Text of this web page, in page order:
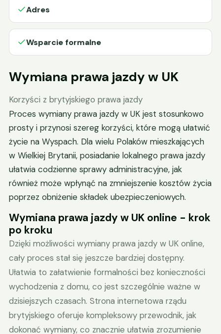
Adres
Wsparcie formalne
Wymiana prawa jazdy w UK
Korzyści z brytyjskiego prawa jazdy
Proces wymiany prawa jazdy w UK jest stosunkowo
prosty i przynosi szereg korzyści, które mogą ułatwić
życie na Wyspach. Dla wielu Polaków mieszkających
w Wielkiej Brytanii, posiadanie lokalnego prawa jazdy
ułatwia codzienne sprawy administracyjne, jak
również może wpłynąć na zmniejszenie kosztów życia
poprzez obniżenie składek ubezpieczeniowych.
Wymiana prawa jazdy w UK online - krok
po kroku
Dzięki możliwości wymiany prawa jazdy w UK online,
cały proces stał się jeszcze bardziej dostępny.
Ułatwia to załatwienie formalności bez konieczności
wychodzenia z domu, co jest szczególnie ważne w
dzisiejszych czasach. Strona internetowa rządu
brytyjskiego oferuje kompleksowy przewodnik, jak
dokonać wymiany, co znacznie ułatwia zrozumienie